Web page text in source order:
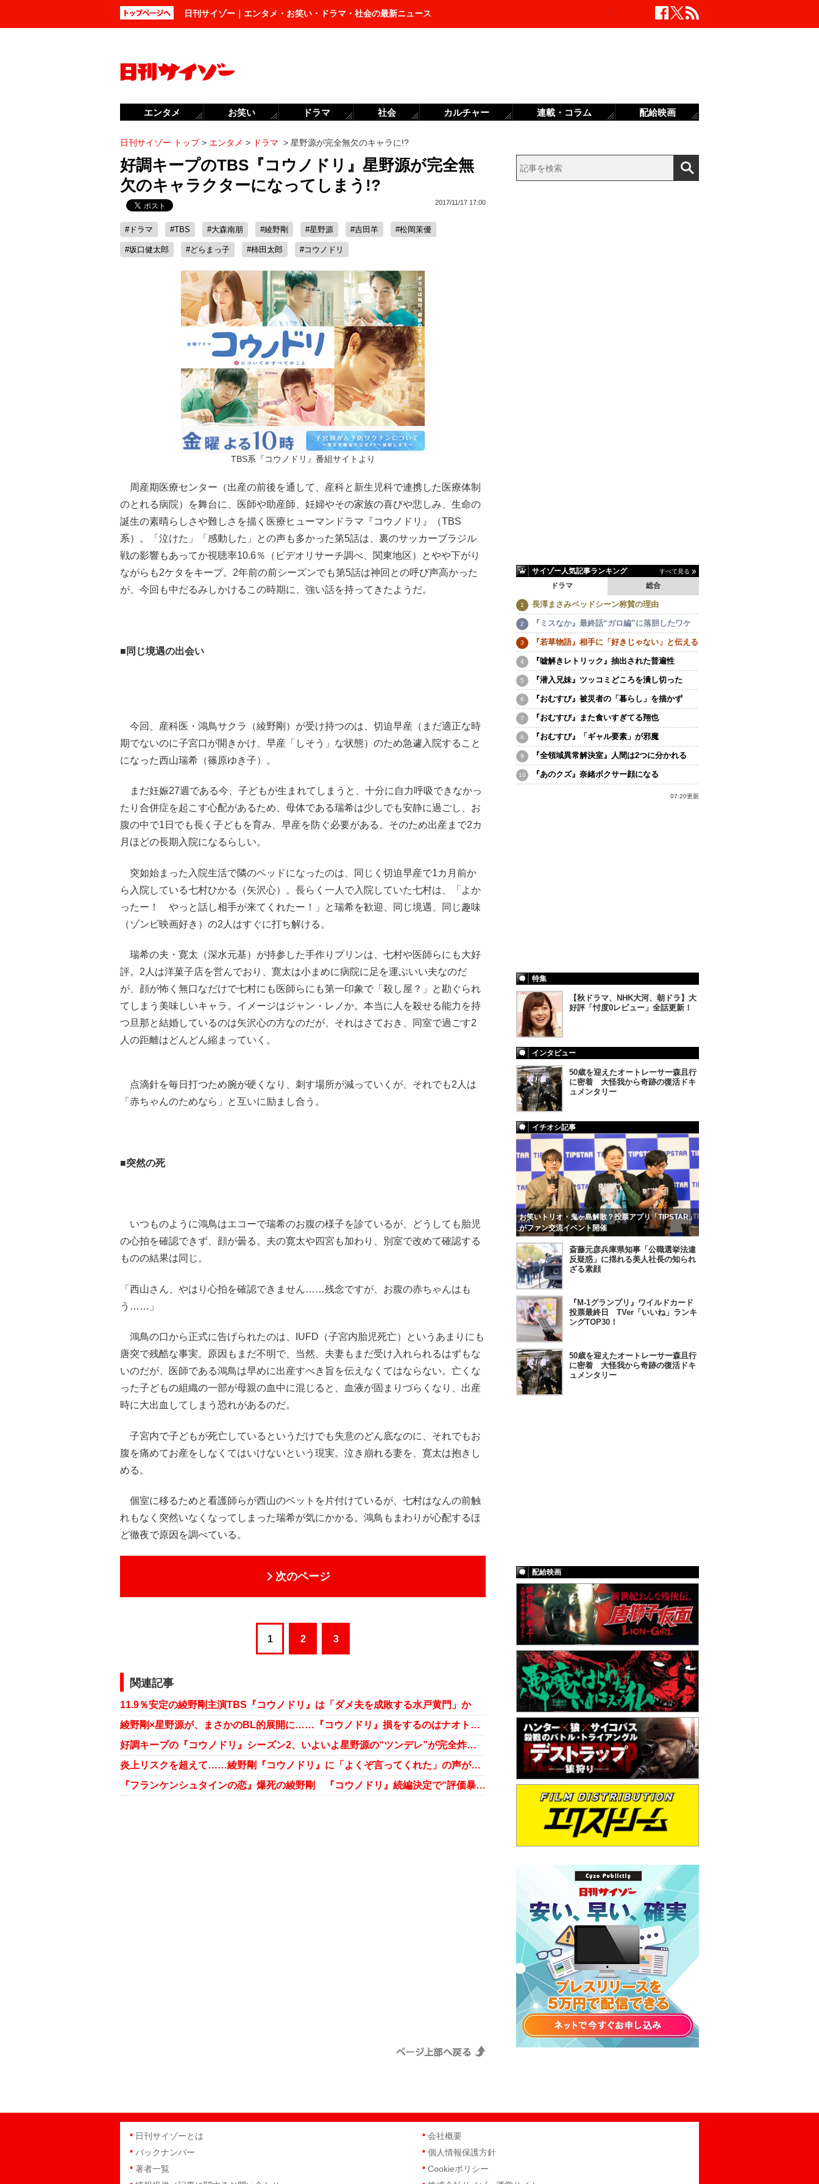
日刊サイゾー｜エンタメ・お笑い・ドラマ・社会の最新ニュース
日刊サイゾー トップ> エンタメ > ドラマ > 星野源が完全無欠のキャラに!?
好調キープのTBS『コウノドリ』星野源が完全無
欠のキャラクターになってしまう!?
2017/11/17 17:00
#ドラマ #TBS #大森南朋 #綾野剛 #星野源 #吉田羊 #松岡茉優
#坂口健太郎 #どらまっ子 #柿田太郎 #コウノドリ
TBS系『コウノドリ』番組サイトより
周産期医療センター（出産の前後を通して、産科と新生児科で連携した医療体制
のとれる病院）を舞台に、医師や助産師、妊婦やその家族の喜びや悲しみ、生命の
誕生の素晴らしさや難しさを描く医療ヒューマンドラマ『コウノドリ』（TBS
系）。「泣けた」「感動した」との声も多かった第5話は、裏のサッカーブラジル
戦の影響もあってか視聴率10.6％（ビデオリサーチ調べ、関東地区）とやや下がり
ながらも2ケタをキープ。2年前の前シーズンでも第5話は神回との呼び声高かった
が、今回も中だるみしかけるこの時期に、強い話を持ってきたようだ。
■同じ境遇の出会い
今回、産科医・鴻鳥サクラ（綾野剛）が受け持つのは、切迫早産（まだ適正な時
期でないのに子宮口が開きかけ、早産「しそう」な状態）のため急遽入院すること
になった西山瑞希（篠原ゆき子）。
まだ妊娠27週である今、子どもが生まれてしまうと、十分に自力呼吸できなかっ
たり合併症を起こす心配があるため、母体である瑞希は少しでも安静に過ごし、お
腹の中で1日でも長く子どもを育み、早産を防ぐ必要がある。そのため出産まで2カ
月ほどの長期入院になるらしい。
突如始まった入院生活で隣のベッドになったのは、同じく切迫早産で1カ月前か
ら入院している七村ひかる（矢沢心）。長らく一人で入院していた七村は、「よか
ったー！ やっと話し相手が来てくれたー！」と瑞希を歓迎、同じ境遇、同じ趣味
（ゾンビ映画好き）の2人はすぐに打ち解ける。
瑞希の夫・寛太（深水元基）が持参した手作りプリンは、七村や医師らにも大好
評。2人は洋菓子店を営んでおり、寛太は小まめに病院に足を運ぶいい夫なのだ
が、顔が怖く無口なだけで七村にも医師らにも第一印象で「殺し屋？」と勘ぐられ
てしまう美味しいキャラ。イメージはジャン・レノか。本当に人を殺せる能力を持
つ旦那と結婚しているのは矢沢心の方なのだが、それはさておき、同室で過ごす2
人の距離はどんどん縮まっていく。
点滴針を毎日打つため腕が硬くなり、刺す場所が減っていくが、それでも2人は
「赤ちゃんのためなら」と互いに励まし合う。
■突然の死
いつものように鴻鳥はエコーで瑞希のお腹の様子を診ているが、どうしても胎児
の心拍を確認できず、顔が曇る。夫の寛太や四宮も加わり、別室で改めて確認する
ものの結果は同じ。
「西山さん、やはり心拍を確認できません……残念ですが、お腹の赤ちゃんはも
う……」
鴻鳥の口から正式に告げられたのは、IUFD（子宮内胎児死亡）というあまりにも
唐突で残酷な事実。原因もまだ不明で、当然、夫妻もまだ受け入れられるはずもな
いのだが、医師である鴻鳥は早めに出産すべき旨を伝えなくてはならない。亡くな
った子どもの組織の一部が母親の血中に混じると、血液が固まりづらくなり、出産
時に大出血してしまう恐れがあるのだ。
子宮内で子どもが死亡しているというだけでも失意のどん底なのに、それでもお
腹を痛めてお産をしなくてはいけないという現実。泣き崩れる妻を、寛太は抱きし
める。
個室に移るためと看護師らが西山のベットを片付けているが、七村はなんの前触
れもなく突然いなくなってしまった瑞希が気にかかる。鴻鳥もまわりが心配するほ
ど徹夜で原因を調べている。
次のページ
1 2 3
関連記事
11.9％安定の綾野剛主演TBS『コウノドリ』は「ダメ夫を成敗する水戸黄門」か
綾野剛×星野源が、まさかのBL的展開に……『コウノドリ』損をするのはナオト・インティライミだけ!?
好調キープの『コウノドリ』シーズン2、いよいよ星野源の“ツンデレ”が完全炸裂へ!?
炎上リスクを超えて……綾野剛『コウノドリ』に「よくぞ言ってくれた」の声が集まるワケ
『フランケンシュタインの恋』爆死の綾野剛 『コウノドリ』続編決定で“評価暴落”の危機回避なるか
サイゾー人気記事ランキング すべて見る
ドラマ 総合
長澤まさみベッドシーン称賛の理由
『ミスなか』最終話“ガロ編”に落胆したワケ
『若草物語』相手に「好きじゃない」と伝える
『嘘解きレトリック』抽出された普遍性
『潜入兄妹』ツッコミどころを潰し切った
『おむすび』被災者の「暮らし」を描かず
『おむすび』また食いすぎてる翔也
『おむすび』「ギャル要素」が邪魔
『全領域異常解決室』人間は2つに分かれる
『あのクズ』奈緒ボクサー顔になる
07:20更新
特集
【秋ドラマ、NHK大河、朝ドラ】大
好評「忖度0レビュー」全話更新！
インタビュー
50歳を迎えたオートレーサー森且行
に密着 大怪我から奇跡の復活ドキ
ュメンタリー
イチオシ記事
お笑いトリオ・鬼ヶ島解散？投票アプリ「TIPSTAR」
がファン交流イベント開催
斎藤元彦兵庫県知事「公職選挙法違
反疑惑」に揺れる美人社長の知られ
ざる素顔
『M-1グランプリ』ワイルドカード
投票最終日 TVer「いいね」ランキ
ングTOP30！
50歳を迎えたオートレーサー森且行
に密着 大怪我から奇跡の復活ドキ
ュメンタリー
配給映画
エンタメ お笑い ドラマ 社会 カルチャー 連載・コラム 配給映画
日刊サイゾーとは
バックナンバー
著者一覧
会社概要
個人情報保護方針
Cookieポリシー